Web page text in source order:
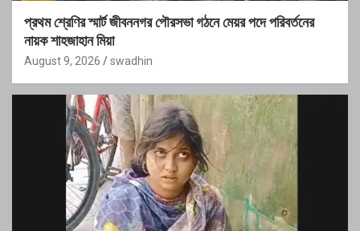
প্রথম শ্রেণির স্মার্ট জীবননগর পৌরসভা গঠনে মেয়র পদে পরিবর্তনের
নায়ক শাহজাহান মিয়া
August 9, 2026 swadhin